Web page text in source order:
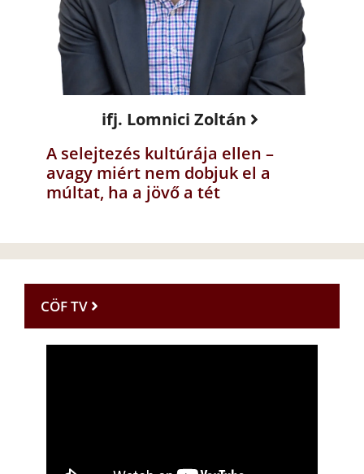
ifj. Lomnici Zoltán
A selejtezés kultúrája ellen –
avagy miért nem dobjuk el a
múltat, ha a jövő a tét
CÖF TV